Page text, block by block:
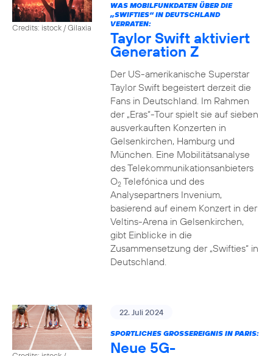
Credits: istock / Gilaxia
WAS MOBILFUNKDATEN ÜBER DIE
„SWIFTIES“ IN DEUTSCHLAND
VERRATEN:
Taylor Swift aktiviert
Generation Z
Der US-amerikanische Superstar
Taylor Swift begeistert derzeit die
Fans in Deutschland. Im Rahmen
der „Eras“-Tour spielt sie auf sieben
ausverkauften Konzerten in
Gelsenkirchen, Hamburg und
München. Eine Mobilitätsanalyse
des Telekommunikationsanbieters
O2Telefónica und des
Analysepartners Invenium,
basierend auf einem Konzert in der
Veltins-Arena in Gelsenkirchen,
gibt Einblicke in die
Zusammensetzung der „Swifties“ in
Deutschland.
22. Juli 2024
SPORTLICHES GROSSEREIGNIS IN PARIS:
Neue 5G-